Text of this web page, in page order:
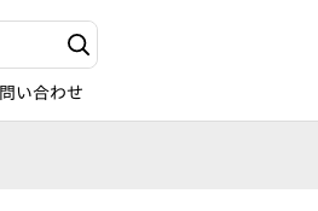
い合わせ